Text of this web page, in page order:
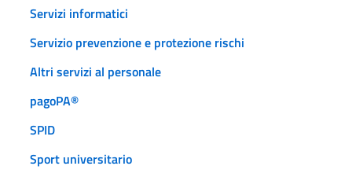
Servizi informatici
Servizio prevenzione e protezione rischi
Altri servizi al personale
pagoPA®
SPID
Sport universitario